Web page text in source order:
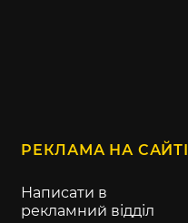
РЕКЛАМА НА САЙТІ
Написати в
рекламний відділ